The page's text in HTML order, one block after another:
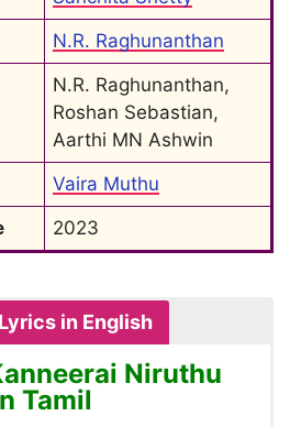
N.R. Raghunanthan
N.R. Raghunanthan,
Roshan Sebastian,
Aarthi MN Ashwin
Vaira Muthu
2023
Lyrics in English
Niruthu
Tamil